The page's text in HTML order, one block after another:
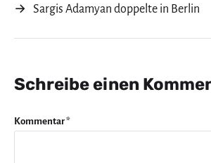
→
Sargis Adamyan doppelte in Berlin
Schreibe einen
Kommentar*